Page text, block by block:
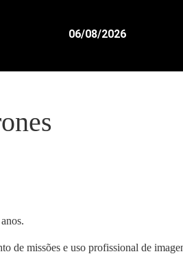
06/08/2026
de missões e uso profissional de